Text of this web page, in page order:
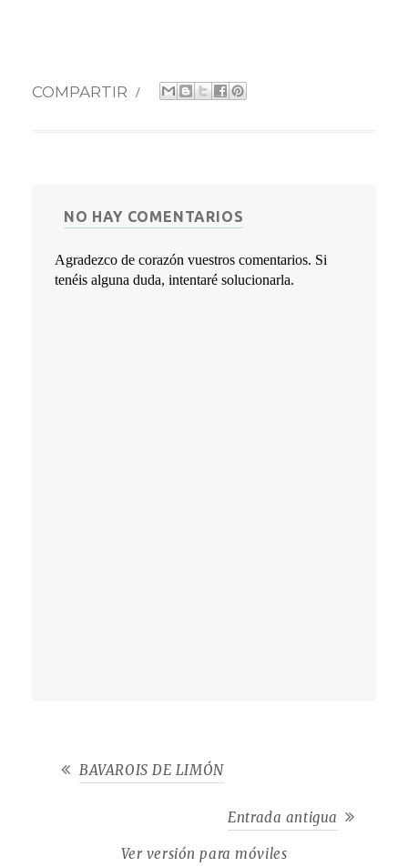
COMPARTIR /
NO HAY COMENTARIOS
Agradezco de corazón vuestros comentarios. Si
tenéis alguna duda, intentaré solucionarla.
BAVAROIS DE LIMÓN
Entrada antigua
Ver versión para móviles